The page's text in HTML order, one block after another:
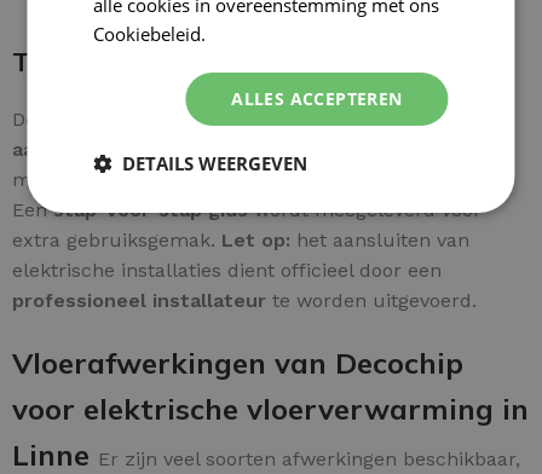
Thermostaataansluiting
De bedrading is zonder problemen aan te sluiten. De
aardkabel van de mat
met de
huisaarde
Eenstap-voor-stap gidswordt meegeleverd voor
extra gebruiksgemak. Let op: het aansluiten van
elektrische installaties dient officieel door een
professioneel installateur te worden uitgevoerd.
Vloerafwerkingen van Decochip
voor elektrische vloerverwarming in
Linne Er zijn veel soorten afwerkingen beschikbaar,
alle cookies in overeenstemming met ons
Cookiebeleid.
ALLES ACCEPTEREN
DETAILS WEERGEVEN